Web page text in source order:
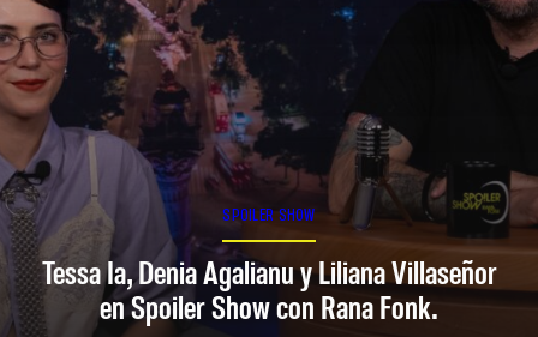
SPOILER SHOW
Tessa Ia, Denia Agalianu y Liliana Villaseñor
en Spoiler Show con Rana Fonk.